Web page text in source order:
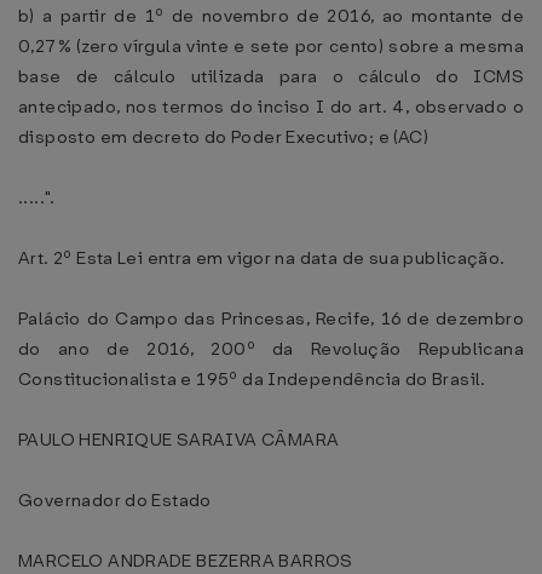
b) a partir de 1º de novembro de 2016, ao montante de
0,27% (zero vírgula vinte e sete por cento) sobre a mesma
base de cálculo utilizada para o cálculo do ICMS
antecipado, nos termos do inciso I do art. 4, observado o
disposto em decreto do Poder Executivo; e (AC)
.....".
Art. 2º Esta Lei entra em vigor na data de sua publicação.
Palácio do Campo das Princesas, Recife, 16 de dezembro
do ano de 2016, 200º da Revolução Republicana
Constitucionalista e 195º da Independência do Brasil.
PAULO HENRIQUE SARAIVA CÂMARA
Governador do Estado
MARCELO ANDRADE BEZERRA BARROS